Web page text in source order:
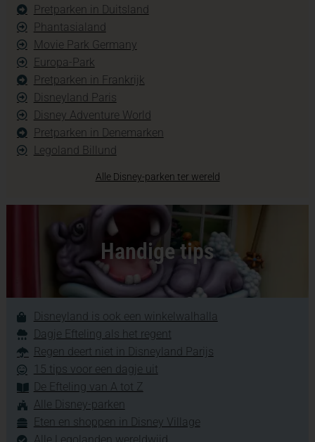
Pretparken in Duitsland
Phantasialand
Movie Park Germany
Europa-Park
Pretparken in Frankrijk
Disneyland Paris
Disney Adventure World
Pretparken in Denemarken
Legoland Billund
Alle Disney-parken ter wereld
Handige tips
Disneyland is ook een winkelwalhalla
Dagje Efteling als het regent
Regen deert niet in Disneyland Parijs
15 tips voor een dagje uit
De Efteling van A tot Z
Alle Disney-parken
Eten en shoppen in Disney Village